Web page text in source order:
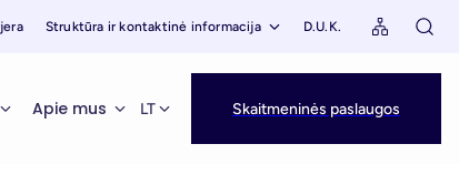
Struktūra ir kontaktinė informacija D.U.K.
Apie mus LT Skaitmeninės paslaugos